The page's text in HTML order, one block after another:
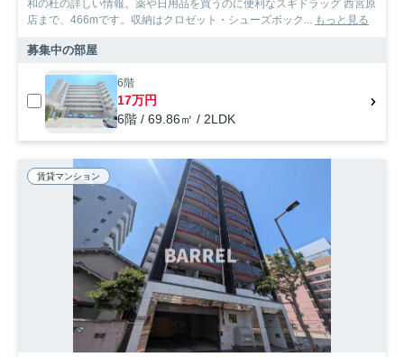
和の杜の詳しい情報。薬や日用品を買うのに便利なスギドラッグ 西宮原
店まで、466mです。収納はクロゼット・シューズボック...
もっと見る
募集中の部屋
6階
17万円
6階 / 69.86㎡ / 2LDK
賃貸マンション